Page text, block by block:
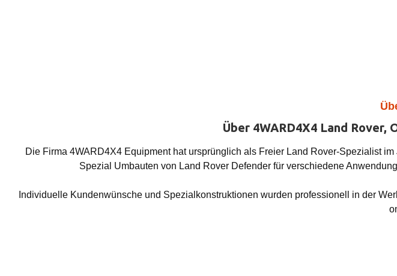
Über 4WARD4X4 Land
Die Firma 4WARD4X4 Equipment hat ursprünglich als Freier Land Rover-Spezialist
Spezial Umbauten von Land Rover Defender für verschiedene
Individuelle Kundenwünsche und Spezialkonstruktionen wurden professionell in der